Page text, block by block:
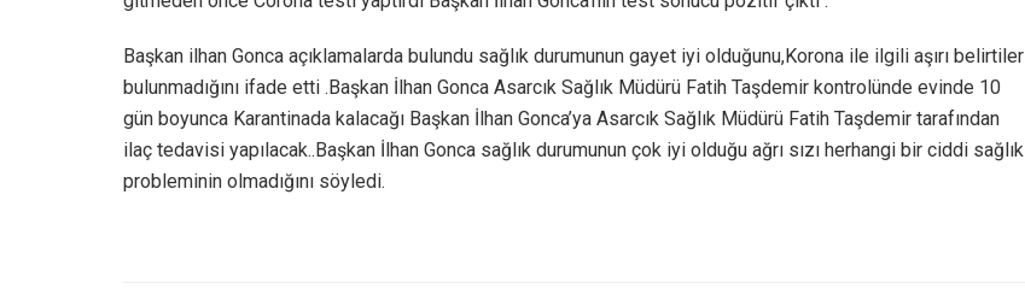
Başkan ilhan Gonca açıklamalarda bulundu sağlık durumunun gayet iyi olduğunu,Korona ile ilgili aşırı belirtiler
bulunmadığını ifade etti .Başkan İlhan Gonca Asarcık Sağlık Müdürü Fatih Taşdemir kontrolünde evinde 10
gün boyunca Karantinada kalacağı Başkan İlhan Gonca’ya Asarcık Sağlık Müdürü Fatih Taşdemir tarafından
ilaç tedavisi yapılacak..Başkan İlhan Gonca sağlık durumunun çok iyi olduğu ağrı sızı herhangi bir ciddi sağlık
probleminin olmadığını söyledi.